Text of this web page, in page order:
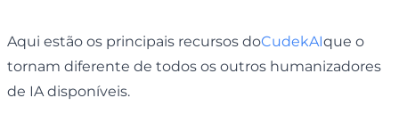
Aqui estão os principais recursos doCudekAIque o
tornam diferente de todos os outros humanizadores
de IA disponíveis.